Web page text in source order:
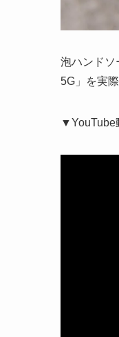
泡ハンドソ
5G」を実
▼YouTube